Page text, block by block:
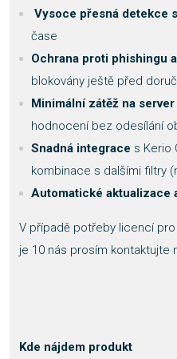
Vysoce přesná detekce
čase
Ochrana proti phishingu
blokovány ještě před
Minimální zátěž na server
hodnocení bez odesílání
Snadná integrace s Kerio
kombinace s dalšími filtry
Automatické aktualizace
V případě potřeby licencí
je 10 nás prosím kontaktujte
Kde nájdem produkt